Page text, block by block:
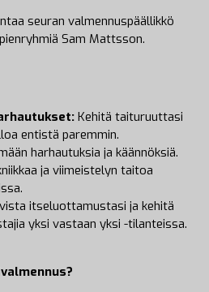
seuran valmennuspäällikkö
Sam Mattsson.
Kehitä taituruuttasi
entistä paremmin.
harhautuksia ja käännöksiä.
ja viimeistelyn taitoa
itseluottamustasi ja kehitä
yksi vastaan yksi -tilanteissa.